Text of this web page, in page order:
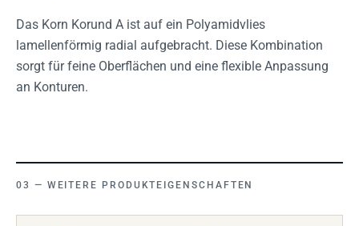
Das Korn Korund A ist auf ein Polyamidvlies
lamellenförmig radial aufgebracht. Diese Kombination
sorgt für feine Oberflächen und eine flexible Anpassung
an Konturen.
WEITERE PRODUKTEIGENSCHAFTEN